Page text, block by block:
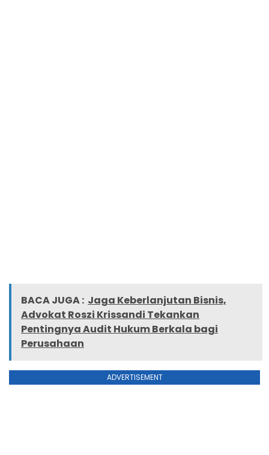
BACA JUGA : Jaga Keberlanjutan Bisnis,
Advokat Roszi Krissandi Tekankan
Pentingnya Audit Hukum Berkala bagi
Perusahaan
ADVERTISEMENT